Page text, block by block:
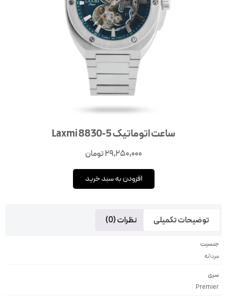
ساعت اتوماتیک Laxmi 8830-5
29,250,000تومان
افزودن به سبد خرید
توضیحات تکمیلی نظرات (0)
جنسیت
مردانه
سری
Premier